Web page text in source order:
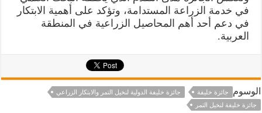
في خدمة الزراعة المستدامة، وتؤكد على أهمية الابتكار
في دعم أحد أهم المحاصيل الزراعية في المنطقة
العربية.
الوسوم جائزة خليفة
جائزة خليفة الدولية لنخيل التمر والابتكار الزراعي
جائزة خليفة لنخيل التمر